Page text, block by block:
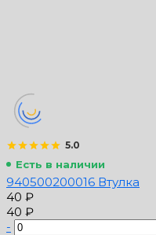
5.0
Есть в наличии
940500200016 Втулка
40 ₽
40 ₽
-